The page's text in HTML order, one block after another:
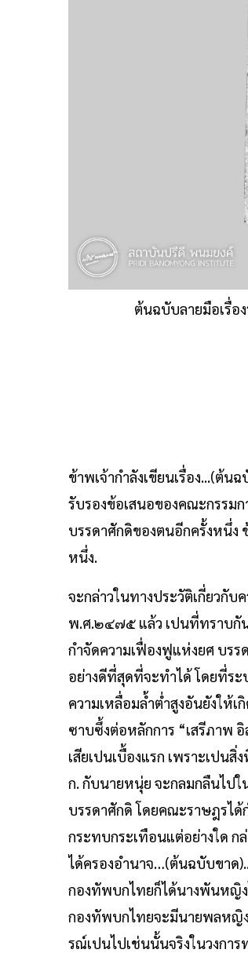
ต้นฉบับลายมือเรื่อ
ข้าพเจ้ากำลังเขียนเรื่อง...(ต้
รับรองข้อเสนอของคณะกรร
บรรดาศักดิของตนอีกครั้งหนึ่ง
หนึ่ง.
จะกล่าวในทางประวัติเกี่ยวกั
พ.ศ.๒๔๗๕ แล้ว เปนที่ทราบกัน
กำจัดความเฟื่องฟูแห่งยศ บรร
อย่างดีที่สุดที่จะทำได้ โดยที่ร
ความเหลื่อมล้ำต่ำสูงอันยังให้
ซาบซึ้งต่อหลักการ “เสรีภาพ
เสียเปนเบื้องแรก เพราะเปน
ก. กับนายหนุ่ย จะกลมกลืนไป
บรรดาศักดิ โดยคณะราษฎรไ
กระทบกระเทือนแต่อย่างใด
ได้ครองอำนาจ…(ต้นฉบับขาด
กองทัพบกไทยก็ได้นางพันหญิง
กองทัพบกไทยจะมีนายพลหญิ
รณ์เปนไปเช่นนั้นจริงในวงการ